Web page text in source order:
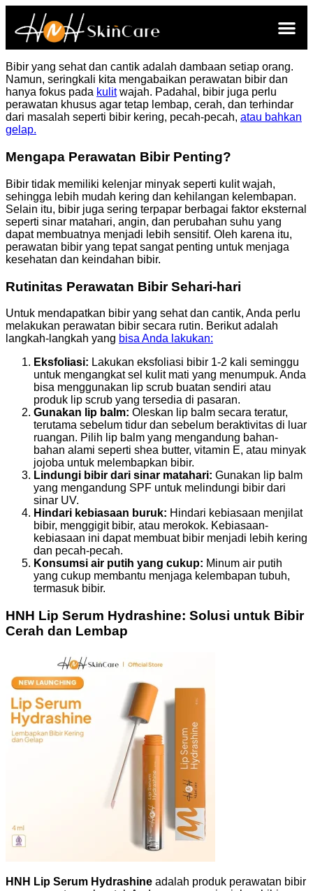
Bibir yang sehat dan cantik adalah dambaan setiap orang.
Namun, seringkali kita mengabaikan perawatan bibir dan
hanya fokus pada kulitwajah. Padahal, bibir juga perlu
perawatan khusus agar tetap lembap, cerah, dan terhindar
dari masalah seperti bibir kering, pecah-pecah, atau bahkan
gelap.
Mengapa Perawatan Bibir Penting?
Bibir tidak memiliki kelenjar minyak seperti kulit wajah,
sehingga lebih mudah kering dan kehilangan kelembapan.
Selain itu, bibir juga sering terpapar berbagai faktor eksternal
seperti sinar matahari, angin, dan perubahan suhu yang
dapat membuatnya menjadi lebih sensitif. Oleh karena itu,
perawatan bibir yang tepat sangat penting untuk menjaga
kesehatan dan keindahan bibir.
Rutinitas Perawatan Bibir Sehari-hari
Untuk mendapatkan bibir yang sehat dan cantik, Anda perlu
melakukan perawatan bibir secara rutin. Berikut adalah
langkah-langkah yang bisa Anda lakukan:
Eksfoliasi: Lakukan eksfoliasi bibir 1-2 kali seminggu
untuk mengangkat sel kulit mati yang menumpuk. Anda
bisa menggunakan lip scrub buatan sendiri atau
produk lip scrub yang tersedia di pasaran.
Gunakan lip balm: Oleskan lip balm secara teratur,
terutama sebelum tidur dan sebelum beraktivitas di luar
ruangan. Pilih lip balm yang mengandung bahan-
bahan alami seperti shea butter, vitamin E, atau minyak
jojoba untuk melembapkan bibir.
Lindungi bibir dari sinar matahari: Gunakan lip balm
yang mengandung SPF untuk melindungi bibir dari
sinar UV.
Hindari kebiasaan buruk: Hindari kebiasaan menjilat
bibir, menggigit bibir, atau merokok. Kebiasaan-
kebiasaan ini dapat membuat bibir menjadi lebih kering
dan pecah-pecah.
Konsumsi air putih yang cukup: Minum air putih
yang cukup membantu menjaga kelembapan tubuh,
termasuk bibir.
HNH Lip Serum Hydrashine: Solusi untuk Bibir
Cerah dan Lembap
HNH Lip Serum Hydrashine adalah produk perawatan bibir